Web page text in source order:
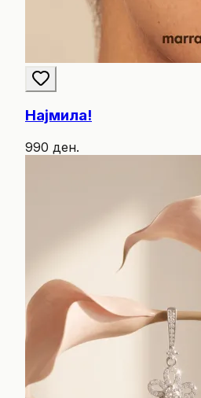
Најмила!
990 ден.